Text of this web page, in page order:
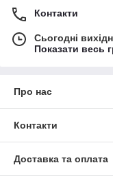
Контакти
Сьогодні
Показати весь
Про нас
Контакти
Доставка та оплата